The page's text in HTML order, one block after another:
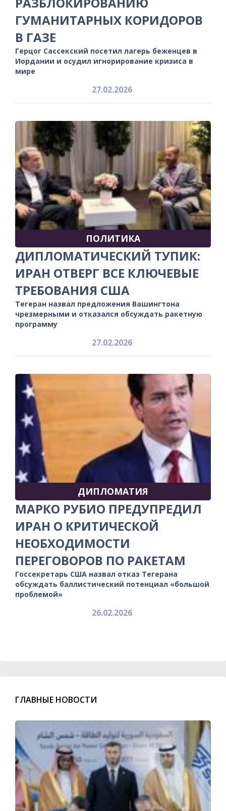
ГУМАНИТАРНЫХ КОРИДОРОВ
В ГАЗЕ
Герцог Сассекский посетил лагерь беженцев в
Иордании и осудил игнорирование кризиса в
мире
27.02.2026
ПОЛИТИКА
ДИПЛОМАТИЧЕСКИЙ ТУПИК:
ИРАН ОТВЕРГ ВСЕ КЛЮЧЕВЫЕ
ТРЕБОВАНИЯ США
Тегеран назвал предложения Вашингтона
чрезмерными и отказался обсуждать ракетную
программу
27.02.2026
ДИПЛОМАТИЯ
МАРКО РУБИО ПРЕДУПРЕДИЛ
ИРАН О КРИТИЧЕСКОЙ
НЕОБХОДИМОСТИ
ПЕРЕГОВОРОВ ПО РАКЕТАМ
Госсекретарь США назвал отказ Тегерана
обсуждать баллистический потенциал «большой
проблемой»
26.02.2026
ГЛАВНЫЕ НОВОСТИ